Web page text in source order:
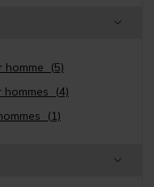
homme
(5)
hommes
(4)
(1)